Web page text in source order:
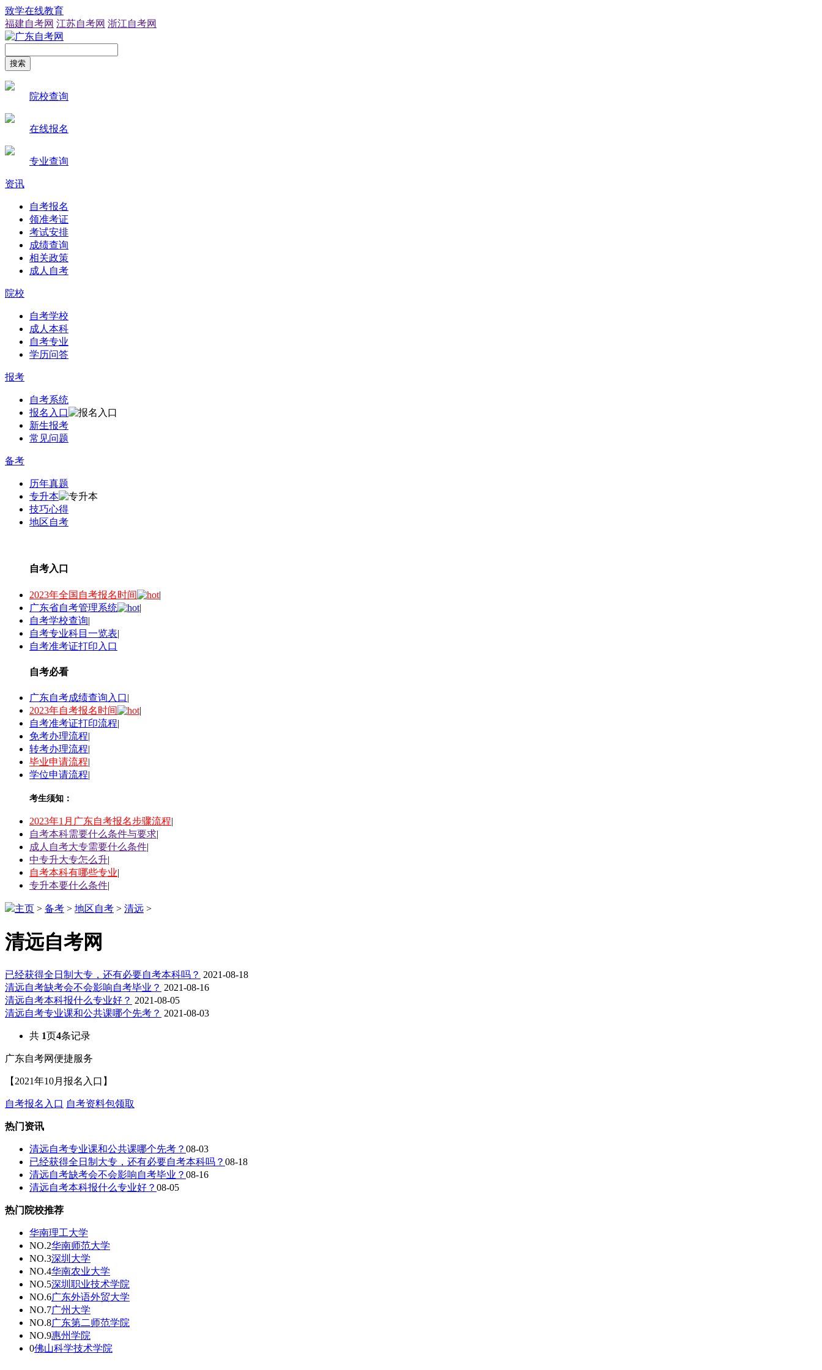
致学在线教育
福建自考网 江苏自考网 浙江自考网
搜索
院校查询
在线报名
专业查询
资讯
自考报名
领准考证
考试安排
成绩查询
相关政策
成人自考
院校
自考学校
成人本科
自考专业
学历问答
报考
自考系统
报名入口
新生报考
常见问题
备考
历年真题
专升本
技巧心得
地区自考
自考入口
2023年全国自考报名时间
|
广东省自考管理系统
|
自考学校查询|
自考专业科目一览表|
自考准考证打印入口
自考必看
广东自考成绩查询入口|
2023年自考报名时间
|
自考准考证打印流程|
免考办理流程|
转考办理流程|
毕业申请流程|
学位申请流程|
考生须知：
2023年1月广东自考报名步骤流程|
自考本科需要什么条件与要求|
成人自考大专需要什么条件|
中专升大专怎么升|
自考本科有哪些专业|
专升本要什么条件|
主页 > 备考 > 地区自考 > 清远 >
清远自考网
已经获得全日制大专，还有必要自考本科吗？ 2021-08-18
清远自考缺考会不会影响自考毕业？ 2021-08-16
清远自考本科报什么专业好？ 2021-08-05
清远自考专业课和公共课哪个先考？ 2021-08-03
共 1页4条记录
广东自考网便捷服务
【2021年10月报名入口】
自考报名入口 自考资料包领取
热门资讯
清远自考专业课和公共课哪个先考？ 08-03
已经获得全日制大专，还有必要自考本科吗？ 08-18
清远自考缺考会不会影响自考毕业？ 08-16
清远自考本科报什么专业好？ 08-05
热门院校推荐
华南理工大学
NO.2华南师范大学
NO.3深圳大学
NO.4华南农业大学
NO.5深圳职业技术学院
NO.6广东外语外贸大学
NO.7广州大学
NO.8广东第二师范学院
NO.9惠州学院
0佛山科学技术学院